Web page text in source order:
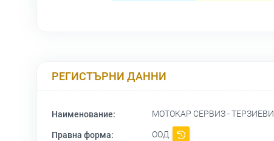
РЕГИСТЪРНИ ДАННИ
Наименование: МОТОКАР СЕРВИЗ -
Правна форма:
ООД